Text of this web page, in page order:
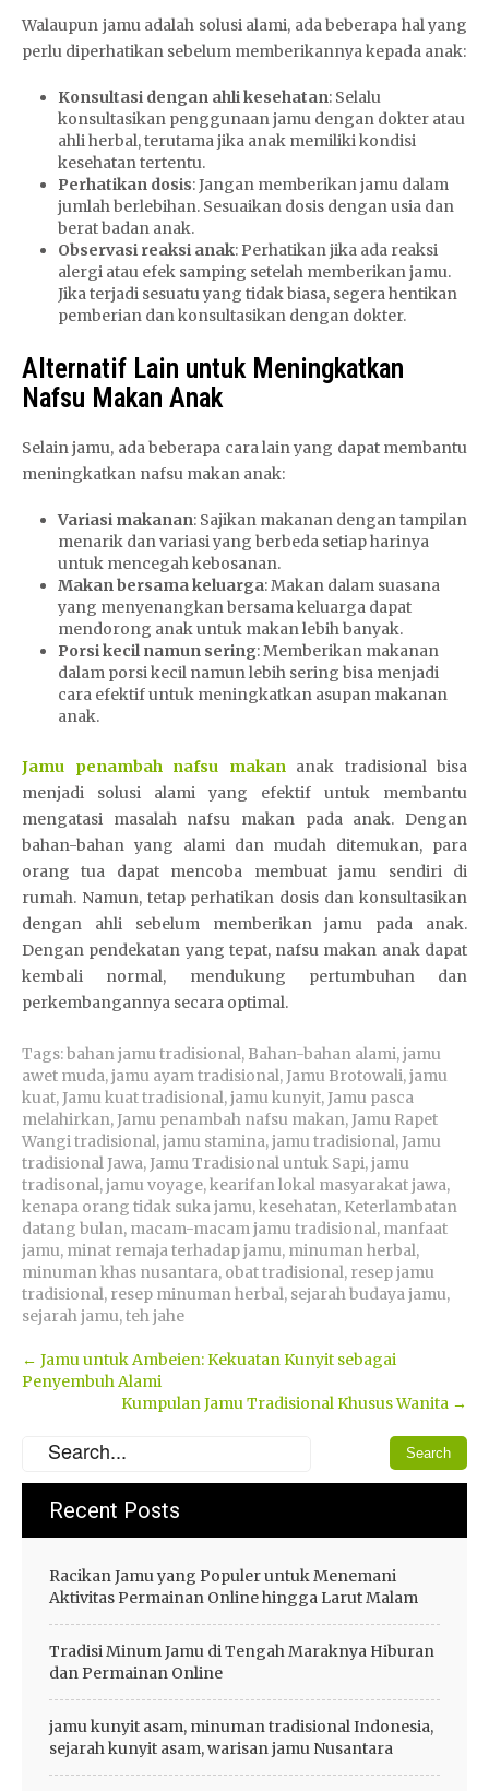
Walaupun jamu adalah solusi alami, ada beberapa hal yang
perlu diperhatikan sebelum memberikannya kepada anak:
Konsultasi dengan ahli kesehatan: Selalu
konsultasikan penggunaan jamu dengan dokter atau
ahli herbal, terutama jika anak memiliki kondisi
kesehatan tertentu.
Perhatikan dosis: Jangan memberikan jamu dalam
jumlah berlebihan. Sesuaikan dosis dengan usia dan
berat badan anak.
Observasi reaksi anak: Perhatikan jika ada reaksi
alergi atau efek samping setelah memberikan jamu.
Jika terjadi sesuatu yang tidak biasa, segera hentikan
pemberian dan konsultasikan dengan dokter.
Alternatif Lain untuk Meningkatkan
Nafsu Makan Anak
Selain jamu, ada beberapa cara lain yang dapat membantu
meningkatkan nafsu makan anak:
Variasi makanan: Sajikan makanan dengan tampilan
menarik dan variasi yang berbeda setiap harinya
untuk mencegah kebosanan.
Makan bersama keluarga: Makan dalam suasana
yang menyenangkan bersama keluarga dapat
mendorong anak untuk makan lebih banyak.
Porsi kecil namun sering: Memberikan makanan
dalam porsi kecil namun lebih sering bisa menjadi
cara efektif untuk meningkatkan asupan makanan
anak.
Jamu penambah nafsu makananak tradisional bisa
menjadi solusi alami yang efektif untuk membantu
mengatasi masalah nafsu makan pada anak. Dengan
bahan-bahan yang alami dan mudah ditemukan, para
orang tua dapat mencoba membuat jamu sendiri di
rumah. Namun, tetap perhatikan dosis dan konsultasikan
dengan ahli sebelum memberikan jamu pada anak.
Dengan pendekatan yang tepat, nafsu makan anak dapat
kembali normal, mendukung pertumbuhan dan
perkembangannya secara optimal.
Tags:bahan jamu tradisional, Bahan-bahan alami,jamu
awet muda,jamu ayam tradisional,Jamu Brotowali,jamu
kuat,Jamu kuat tradisional,jamu kunyit,Jamu pasca
melahirkan,Jamu penambah nafsu makan,Jamu Rapet
Wangi tradisional,jamu stamina,jamu tradisional,Jamu
tradisional Jawa,Jamu Tradisional untuk Sapi,jamu
tradisonal,jamu voyage,kearifan lokal masyarakat jawa,
kenapa orang tidak suka jamu,kesehatan, Keterlambatan
datang bulan, macam-macam jamu tradisional, manfaat
jamu, minat remaja terhadap jamu, minuman herbal,
minuman khas nusantara, obat tradisional, resep jamu
tradisional, resep minuman herbal, sejarah budaya jamu,
sejarah jamu,teh jahe
Post
navigation
← Jamu untuk Ambeien: Kekuatan Kunyit sebagai
Penyembuh Alami
Kumpulan Jamu Tradisional Khusus Wanita →
Recent Posts
Racikan Jamu yang Populer untuk Menemani
Aktivitas Permainan Online hingga Larut Malam
Tradisi Minum Jamu di Tengah Maraknya Hiburan
dan Permainan Online
jamu kunyit asam, minuman tradisional Indonesia,
sejarah kunyit asam, warisan jamu Nusantara